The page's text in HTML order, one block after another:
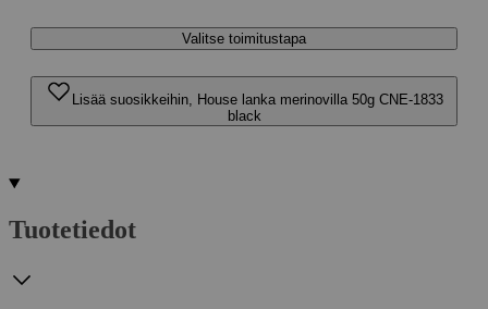
Valitse toimitustapa
Lisää suosikkeihin, House lanka merinovilla 50g CNE-1833
black
Tuotetiedot